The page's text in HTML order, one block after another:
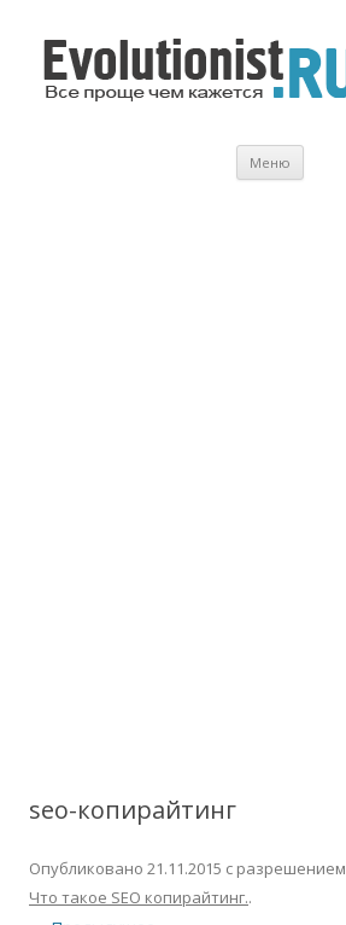
Evolutionist.ru
Все проще чем кажется…
Меню
seo-копирайтинг
Опубликовано 21.11.2015 с разрешением
Что такое SEO копирайтинг..